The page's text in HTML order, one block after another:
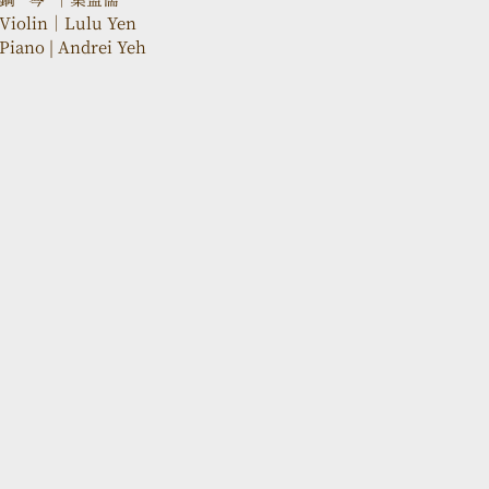
Violin｜Lulu Yen
Piano | Andrei Yeh